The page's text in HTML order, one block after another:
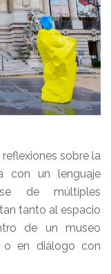
sobre la
con un lenguaje
de múltiples
tanto al espacio
de un museo
o en diálogo con